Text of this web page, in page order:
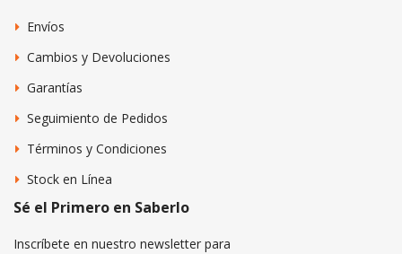
Envíos
Cambios y Devoluciones
Garantías
Seguimiento de Pedidos
Términos y Condiciones
Stock en Línea
Sé el Primero en Saberlo
Inscríbete en nuestro newsletter para